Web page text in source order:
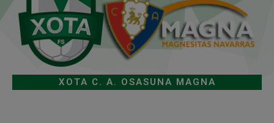
XOTA C. A. OSASUNA MAGNA